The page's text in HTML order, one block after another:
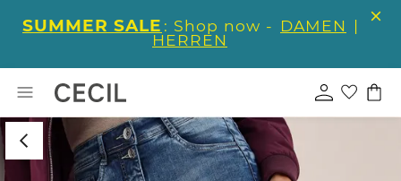
SUMMER SALE : Shop now - DAMEN |
HERREN